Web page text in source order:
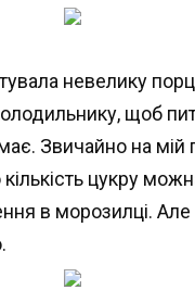
невелику
щоб
Звичайно на
цукру
в морозилці.